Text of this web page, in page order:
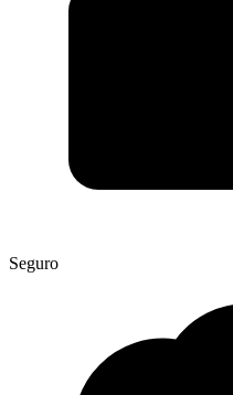
Seguro